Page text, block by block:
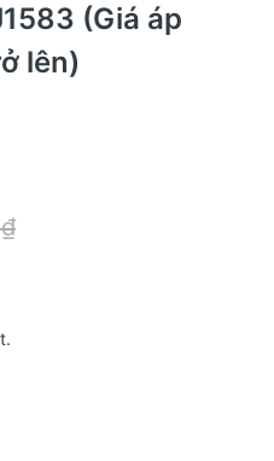
(Giá áp
lên)